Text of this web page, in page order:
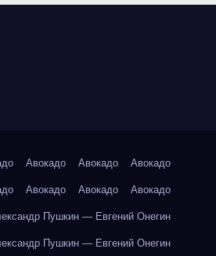
Авокадо Авокадо Авокадо
Авокадо Авокадо Авокадо
Пушкин — Евгений Онегин
Пушкин — Евгений Онегин